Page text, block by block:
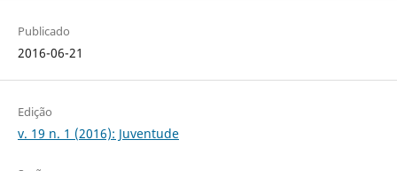
Publicado
2016-06-21
Edição
v. 19 n. 1 (2016): Juventude